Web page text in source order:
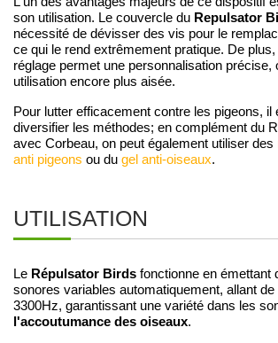
son utilisation. Le couvercle du Repulsator
nécessité de dévisser des vis pour le
ce qui le rend extrêmement pratique. De
réglage permet une personnalisation précise,
utilisation encore plus aisée.
Pour lutter efficacement contre les pigeons, il
diversifier les méthodes; en complément du
avec Corbeau, on peut également utiliser des
anti pigeons ou du gel anti-oiseaux.
UTILISATION
Le Répulsator Birds fonctionne en émettant
sonores variables automatiquement, allant
3300Hz, garantissant une variété dans les
l'accoutumance des oiseaux.